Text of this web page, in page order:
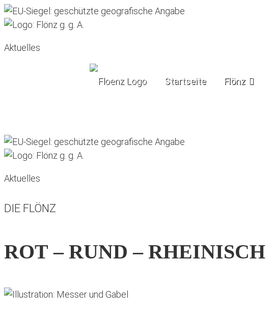
Aktuelles
Startseite Flönz
Aktuelles
DIE FLÖNZ
ROT – RUND – RHEINISCH